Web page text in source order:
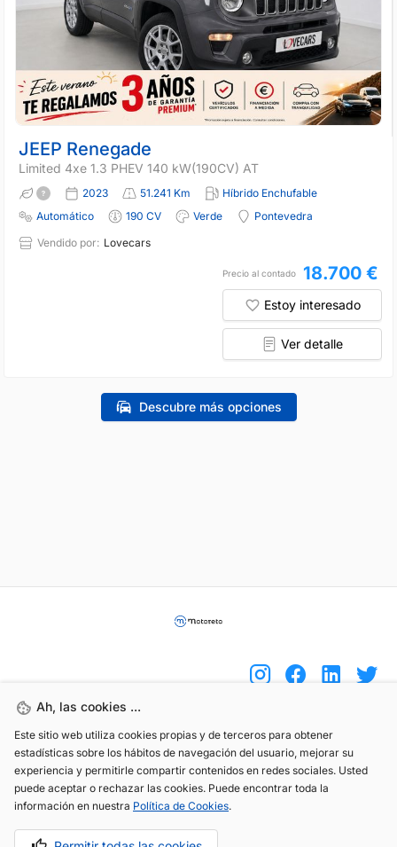
JEEP Renegade
Limited 4xe 1.3 PHEV 140 kW(190CV) AT
2023 51.241 Km
Híbrido Enchufable
Automático
190 CV Verde
Pontevedra
Vendido por: Lovecars
Precio al contado 18.700 €
Estoy interesado
Ver detalle
Descubre más opciones
Ah, las cookies ...
Este sitio web utiliza cookies propias y de terceros para obtener
estadísticas sobre los hábitos de navegación del usuario, mejorar su
experiencia y permitirle compartir contenidos en redes sociales. Usted
puede aceptar o rechazar las cookies. Puede encontrar toda la
información en nuestra Política de Cookies.
(+34) 744 408 070
info@motoreto.com